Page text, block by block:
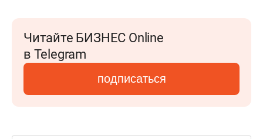
Читайте БИЗНЕС Online
в Telegram
подписаться